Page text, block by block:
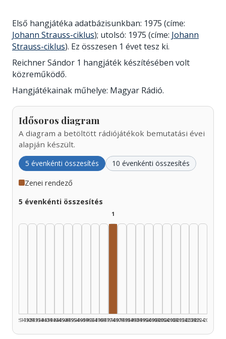
Első hangjátéka adatbázisunkban: 1975 (címe:
Johann Strauss-ciklus); utolsó: 1975 (címe: Johann
Strauss-ciklus). Ez összesen 1 évet tesz ki.
Reichner Sándor 1 hangjáték készítésében volt
közreműködő.
Hangjátékainak műhelye: Magyar Rádió.
Idősoros diagram
A diagram a betöltött rádiójátékok bemutatási évei
alapján készült.
5 évenkénti összesítés 10 évenkénti összesítés
Zenei rendező
5 évenkénti összesítés
1925–1929
1930–1934
1935–1939
1940–1944
1945–1949
1950–1954
1955–1959
1960–1964
1965–1969
1970–1974
1
1975–1979
1980–1984
1985–1989
1990–1994
1995–1999
2000–2004
2005–2009
2010–2014
2015–2019
2020–2024
2025–2026